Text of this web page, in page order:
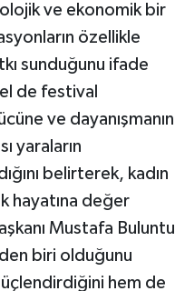
ve ekonomik bir
özellikle
sunduğunu ifade
de festival
ve dayanışmanın
yaraların
belirterek, kadın
hayatına değer
Mustafa Buluntu
biri olduğunu
hem de